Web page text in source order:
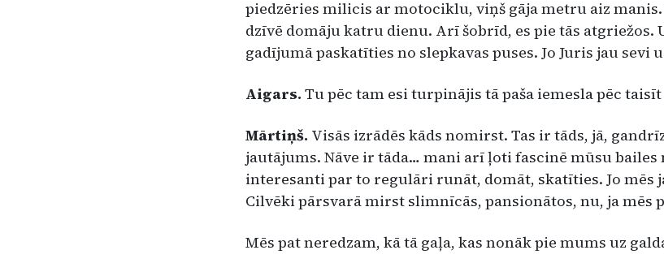
piedzēries milicis ar motociklu, viņš gāja metru aiz
dzīvē domāju katru dienu. Arī šo­brīd, es pie tās atgriežos.
gadījumā paskatīties no slepkavas puses. Jo Juris jau sevi
Aigars. Tu pēc tam esi turpinājis tā paša ie­mesla pēc
Mārtiņš. Visās izrādēs kāds nomirst. Tas ir tāds, jā,
jautājums. Nāve ir tāda… mani arī ļoti fascinē mūsu bailes
interesanti par to regulāri runāt, domāt, skatīties. Jo mēs
Cilvēki pārsvarā mirst slimnīcās, pansionā­tos, nu, ja mēs
Mēs pat neredzam, kā tā gaļa, kas nonāk pie mums uz